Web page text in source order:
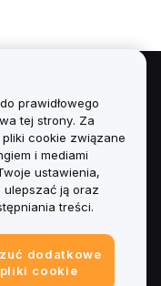
prawidłowego
tej strony. Za
cookie związane
i mediami
ustawienia,
ją oraz
treści.
dodatkowe
pliki cookie